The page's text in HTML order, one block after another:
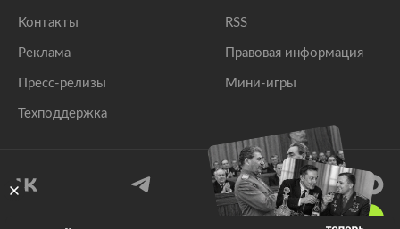
Контакты
Реклама
Пресс-релизы
Техподдержка
RSS
Правовая информация
Мини-игры